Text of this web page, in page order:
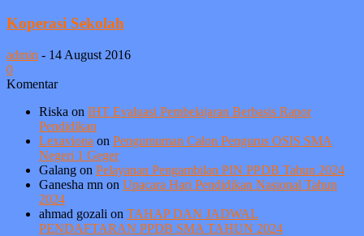
Koperasi Sekolah
admin - 14 August 2016
0
Komentar
Riska on IHT Evaluasi Pembelajaran Berbasis Rapor
Pendidikan
Lexaviona on Pengumuman Calon Pengurus OSIS SMA
Negeri 1 Geger
Galang on Pelayanan Pengambilan PIN PPDB Tahun 2024
Ganesha mn on Upacara Hari Pendidikan Nasional Tahun
2024
ahmad gozali on TAHAP DAN JADWAL
PENDAFTARAN PPDB SMA TAHUN 2024